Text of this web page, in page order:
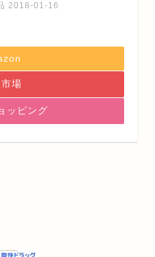
2018-01-16
場
ッピング